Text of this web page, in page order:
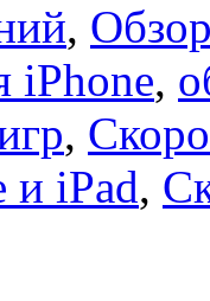
,
iPhone,
,
и iPad,